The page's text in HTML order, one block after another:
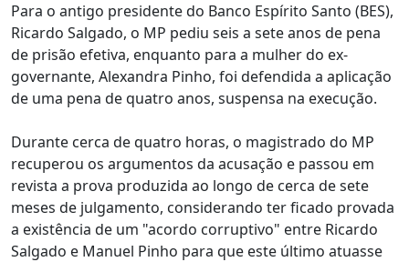
Para o antigo presidente do Banco Espírito Santo (BES),
Ricardo Salgado, o MP pediu seis a sete anos de pena
de prisão efetiva, enquanto para a mulher do ex-
governante, Alexandra Pinho, foi defendida a aplicação
de uma pena de quatro anos, suspensa na execução.
Durante cerca de quatro horas, o magistrado do MP
recuperou os argumentos da acusação e passou em
revista a prova produzida ao longo de cerca de sete
meses de julgamento, considerando ter ficado provada
a existência de um "acordo corruptivo" entre Ricardo
Salgado e Manuel Pinho para que este último atuasse